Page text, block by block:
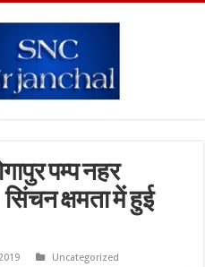
पम्प नहर
सिंचन क्षमता में हुई
Uncategorized